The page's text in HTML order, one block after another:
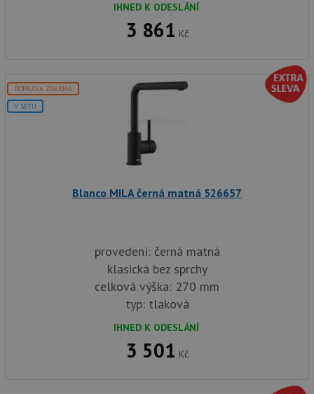
IHNED K ODESLÁNÍ
3 861 Kč
DOPRAVA ZDARMA
V SETU
Blanco MILA černá matná 526657
provedení: černá matná
klasická bez sprchy
celková výška: 270 mm
typ: tlaková
IHNED K ODESLÁNÍ
3 501 Kč